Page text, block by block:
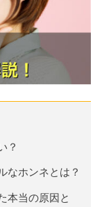
？
なホンネとは？
本当の原因と